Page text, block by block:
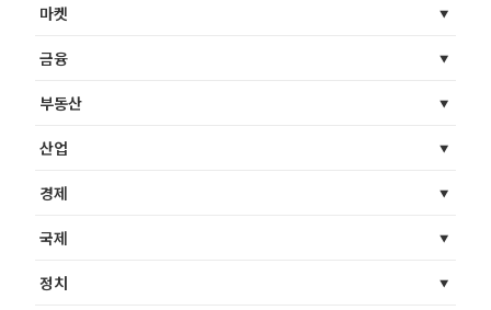
마켓
금융
부동산
산업
경제
국제
정치